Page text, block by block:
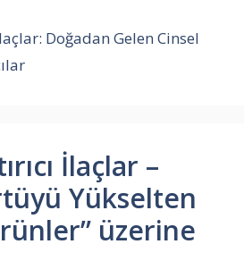
Doğadan Gelen Cinsel
İlaçlar –
Yükselten
üzerine